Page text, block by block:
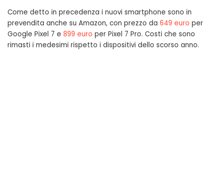
Come detto in precedenza i nuovi smartphone sono in
prevendita anche su Amazon, con prezzo da 649 euro per
Google Pixel 7 e 899 euro per Pixel 7 Pro. Costi che sono
rimasti i medesimi rispetto i dispositivi dello scorso anno.